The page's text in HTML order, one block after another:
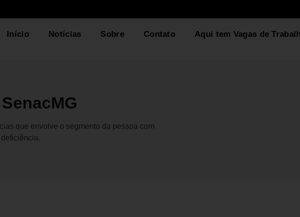
Início Notícias Sobre Contato Aqui tem Vagas de
que envolve o segmento da pessoa com
deficiência.